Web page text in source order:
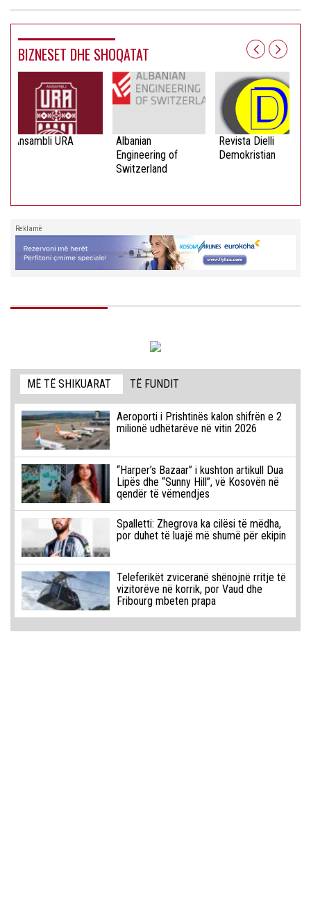
BIZNESET DHE SHOQATAT
Ansambli URA
Albanian
Engineering of
Switzerland
Revista Dielli
Demokristian
Reklamë
MË TË SHIKUARAT TË FUNDIT
Aeroporti i Prishtinës kalon shifrën e 2
milionë udhëtarëve në vitin 2026
“Harper’s Bazaar” i kushton artikull Dua
Lipës dhe “Sunny Hill”, vë Kosovën në
qendër të vëmendjes
Spalletti: Zhegrova ka cilësi të mëdha,
por duhet të luajë më shumë për ekipin
Teleferikët zviceranë shënojnë rritje të
vizitorëve në korrik, por Vaud dhe
Fribourg mbeten prapa